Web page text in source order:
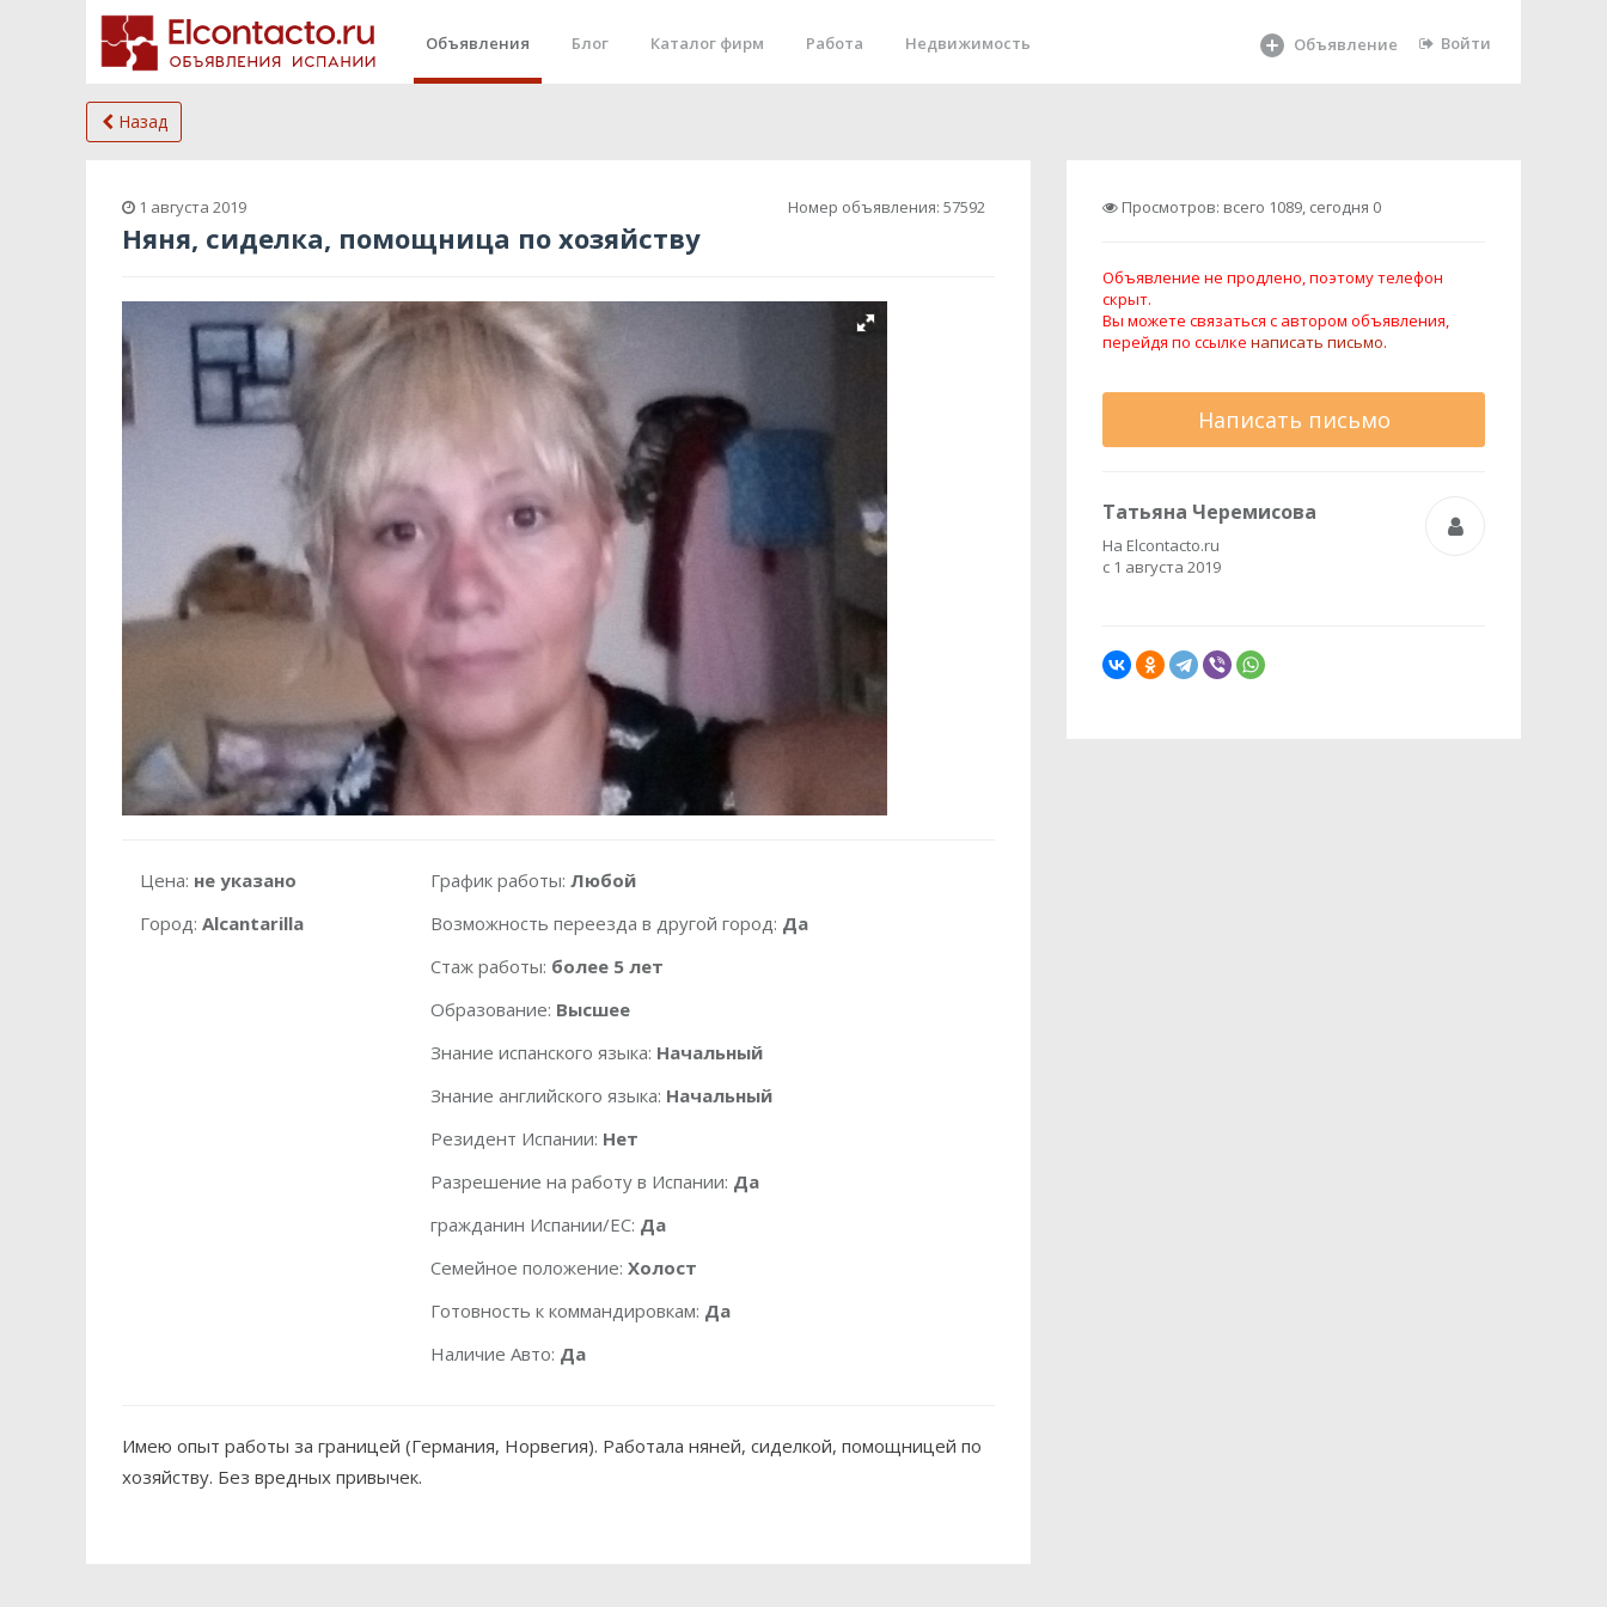
Объявления Блог Каталог фирм Работа Недвижимость Объявление Войти
Назад
1 августа 2019 Номер объявления: 57592
Няня, сиделка, помощница по хозяйству
Цена: не указано
Город: Alcantarilla
График работы:Любой
Возможность переезда в другой город: Да
Стаж работы: более 5 лет
Образование: Высшее
Знание испанского языка: Начальный
Знание английского языка: Начальный
Резидент Испании: Нет
Разрешение на работу в Испании: Да
гражданин Испании/ЕС: Да
Семейное положение:Холост
Готовность к коммандировкам: Да
Наличие Авто: Да
Имею опыт работы за границей (Германия, Норвегия). Работала няней, сиделкой, помощницей по
хозяйству. Без вредных привычек.
Просмотров: всего 1089, сегодня 0
Объявление не продлено, поэтому телефон
скрыт.
Вы можете связаться с автором объявления,
перейдя по ссылке написать письмо.
Написать письмо
Татьяна Черемисова
На Elcontacto.ru
с 1 августа 2019